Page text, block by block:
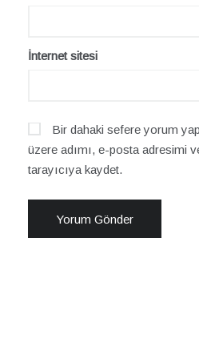
İnternet sitesi
Bir dahaki sefere yorum
üzere adımı, e-posta adresimi
tarayıcıya kaydet.